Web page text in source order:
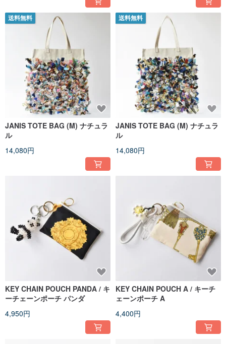
送料無料
JANIS TOTE BAG (M) ナチュラ
ル
14,080円
送料無料
JANIS TOTE BAG (M) ナチュラ
ル
14,080円
KEY CHAIN POUCH PANDA / キ
ーチェーンポーチ パンダ
4,950円
KEY CHAIN POUCH A / キーチ
ェーンポーチ A
4,400円